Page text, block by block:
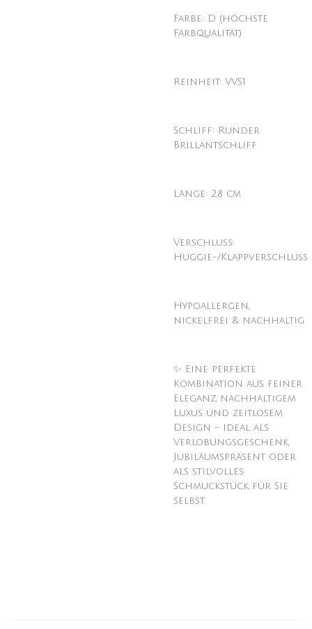
Farbe: D (höchste
Farbqualität)
Reinheit: VVS1
Schliff: Runder
Brillantschliff
Länge: 2,8 cm
Verschluss:
Huggie-/Klappverschluss
Hypoallergen,
nickelfrei & nachhaltig
✨ Eine perfekte
Kombination aus feiner
Eleganz, nachhaltigem
Luxus und zeitlosem
Design – ideal als
Verlobungsgeschenk,
Jubiläumspräsent oder
als stilvolles
Schmuckstück für Sie
selbst.